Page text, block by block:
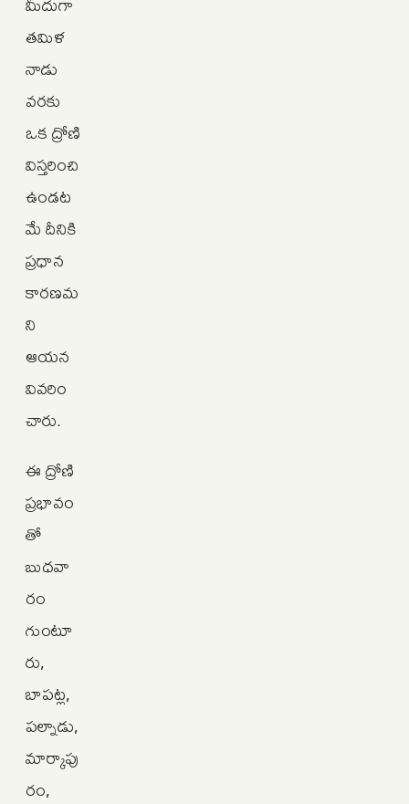
తమిళ
నాడు
వరకు
ఒక ద్రోణి
విస్తరించి
ఉండట
మే దీనికి
ప్రధాన
కారణమ
ని
ఆయన
వివరిం
చారు.
ఈ ద్రోణి
ప్రభావం
తో
బుధవా
రం
గుంటూ
రు,
బాపట్ల,
పల్నాడు,
మార్కాపు
రం,